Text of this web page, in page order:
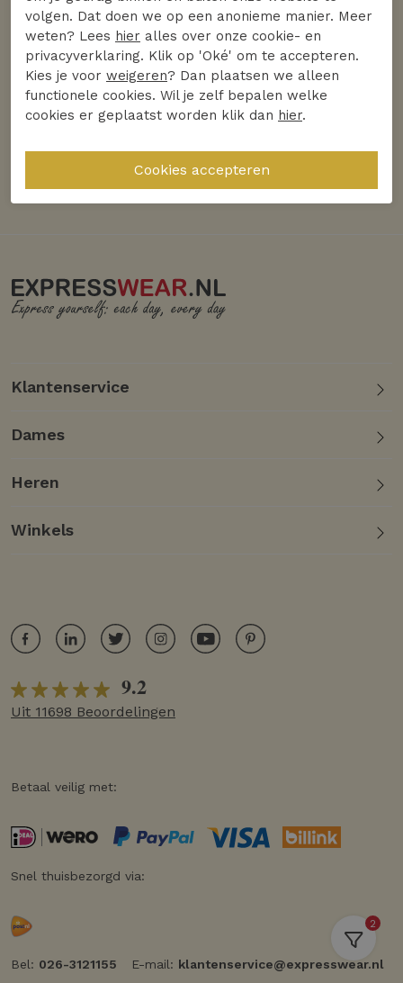
Ontdek Ontdek
Studio Anneloes
2
Klantenservice
Dames
Heren
Winkels
9.2
Uit 11698 Beoordelingen
Betaal veilig met:
Snel thuisbezorgd via:
Bel: 026-3121155 E-mail: klantenservice@expresswear.nl
volgen. Dat doen we op een anonieme manier. Meer
weten? Lees hier alles over onze cookie- en
privacyverklaring. Klik op 'Oké' om te accepteren.
Kies je voor weigeren? Dan plaatsen we alleen
functionele cookies. Wil je zelf bepalen welke
cookies er geplaatst worden klik dan hier.